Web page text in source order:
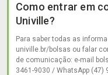
Como entrar em
Univille?
Para saber todas as
univille.br/bolsas ou falar
de comunicação: e-mail
3461-9030 / WhatsApp (47)